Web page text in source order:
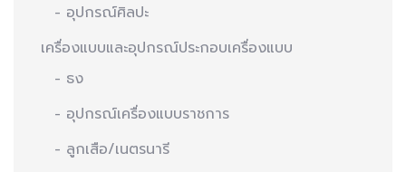
- อุปกรณ์ศิลปะ
เครื่องแบบและอุปกรณ์ประกอบเครื่องแบบ
- ธง
- อุปกรณ์เครื่องแบบราชการ
- ลูกเสือ/เนตรนารี